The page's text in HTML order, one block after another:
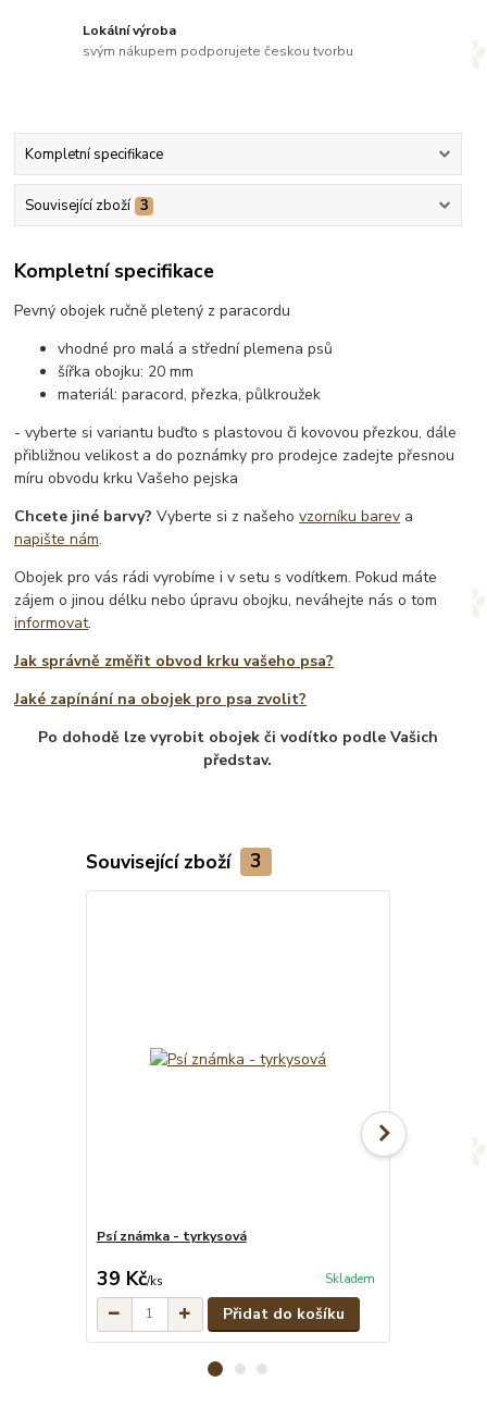
Lokální výroba
svým nákupem podporujete českou tvorbu
Kompletní specifikace
Související zboží 3
Kompletní specifikace
Pevný obojek ručně pletený z paracordu
vhodné pro malá a střední plemena psů
šířka obojku: 20 mm
materiál: paracord, přezka, půlkroužek
- vyberte si variantu buďto s plastovou či kovovou přezkou, dále
přibližnou velikost a do poznámky pro prodejce zadejte přesnou
míru obvodu krku Vašeho pejska
Chcete jiné barvy? Vyberte si z našehovzorníku barev a
napište nám.
Obojek pro vás rádi vyrobíme i v setu s vodítkem. Pokud máte
zájem o jinou délku nebo úpravu obojku, neváhejte nás o tom
informovat.
Jak správně změřit obvod krku vašeho psa?
Jaké zapínání na obojek pro psa zvolit?
Po dohodě lze vyrobit obojek či vodítko podle Vašich
představ.
Související zboží 3
Psí známka - tyrkysová
39 Kč/ks Skladem
Přidat do košíku